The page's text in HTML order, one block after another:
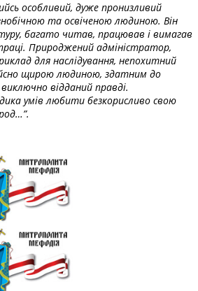
особливий, дуже пронизливий
та освіченою людиною. Він
багато читав, працював і вимагав
Природжений адміністратор,
для наслідування, непохитний
щирою людиною, здатним до
відданий правді.
умів любити безкорисливо свою